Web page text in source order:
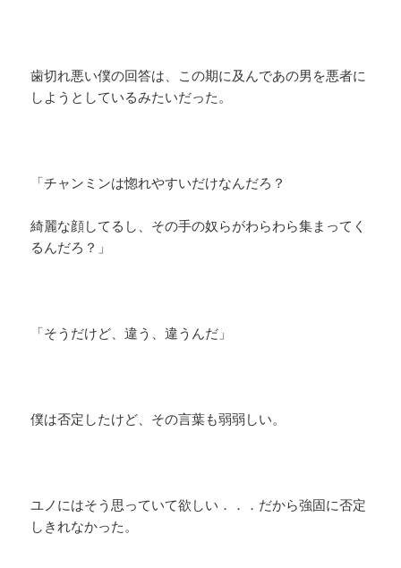
歯切れ悪い僕の回答は、この期に及んであの男を悪者に
しようとしているみたいだった。
「チャンミンは惚れやすいだけなんだろ？
綺麗な顔してるし、その手の奴らがわらわら集まってく
るんだろ？」
「そうだけど、違う、違うんだ」
僕は否定したけど、その言葉も弱弱しい。
ユノにはそう思っていて欲しい．．．だから強固に否定
しきれなかった。